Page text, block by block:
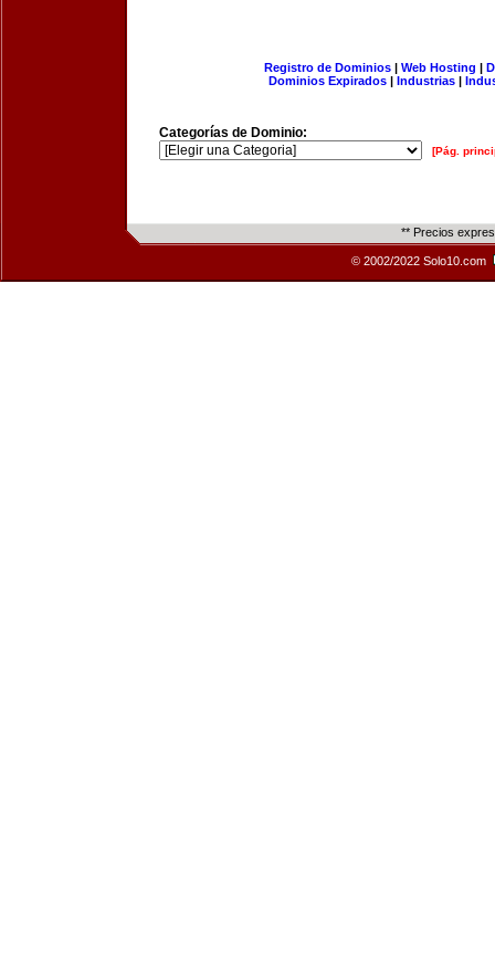
Registro de Dominios| Web Hosting |
Dominios Expirados | Industrias |
Categorías de Dominio:
[Pág.
** Precios
© 2002/2022 Solo10.com